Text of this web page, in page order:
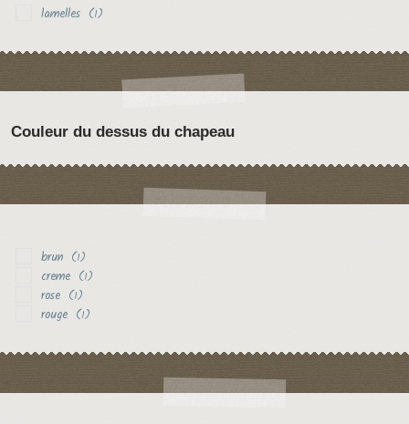
lamelles (1)
Couleur du dessus du chapeau
brun (1)
creme (1)
rose (1)
rouge (1)